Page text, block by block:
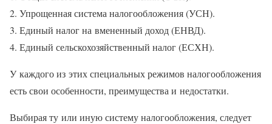
Упрощенная система налогообложения (УСН).
Единый налог на вмененный доход (ЕНВД).
Единый сельскохозяйственный налог (ЕСХН).
У каждого из этих специальных режимов налогообложения
есть свои особенности, преимущества и недостатки.
Выбирая ту или иную систему налогообложения, следует